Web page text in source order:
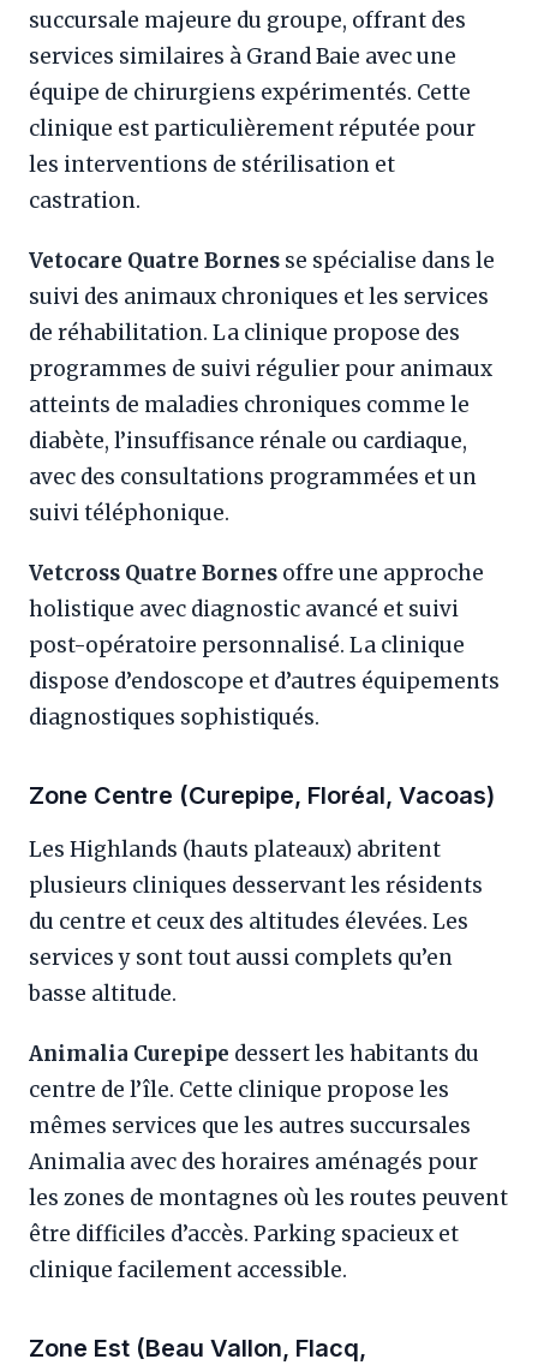
succursale majeure du groupe, offrant des
services similaires à Grand Baie avec une
équipe de chirurgiens expérimentés. Cette
clinique est particulièrement réputée pour
les interventions de stérilisation et
castration.
Vetocare Quatre Bornes se spécialise dans le
suivi des animaux chroniques et les services
de réhabilitation. La clinique propose des
programmes de suivi régulier pour animaux
atteints de maladies chroniques comme le
diabète, l’insuffisance rénale ou cardiaque,
avec des consultations programmées et un
suivi téléphonique.
Vetcross Quatre Bornes offre une approche
holistique avec diagnostic avancé et suivi
post-opératoire personnalisé. La clinique
dispose d’endoscope et d’autres équipements
diagnostiques sophistiqués.
Zone Centre (Curepipe, Floréal, Vacoas)
Les Highlands (hauts plateaux) abritent
plusieurs cliniques desservant les résidents
du centre et ceux des altitudes élevées. Les
services y sont tout aussi complets qu’en
basse altitude.
Animalia Curepipe dessert les habitants du
centre de l’île. Cette clinique propose les
mêmes services que les autres succursales
Animalia avec des horaires aménagés pour
les zones de montagnes où les routes peuvent
être difficiles d’accès. Parking spacieux et
clinique facilement accessible.
Zone Est (Beau Vallon, Flacq,